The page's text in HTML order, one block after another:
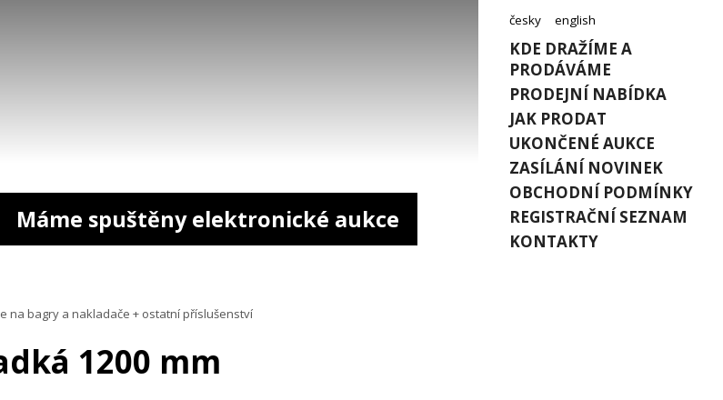
Máme spuštěny elektronické aukce
česky english
KDE DRAŽÍME A
PRODÁVÁME
PRODEJNÍ NABÍDKA
JAK PRODAT
UKONČENÉ AUKCE
ZASÍLÁNÍ NOVINEK
OBCHODNÍ PODMÍNKY
REGISTRAČNÍ SEZNAM
KONTAKTY
na bagry a nakladače + ostatní příslušenství
1200 mm